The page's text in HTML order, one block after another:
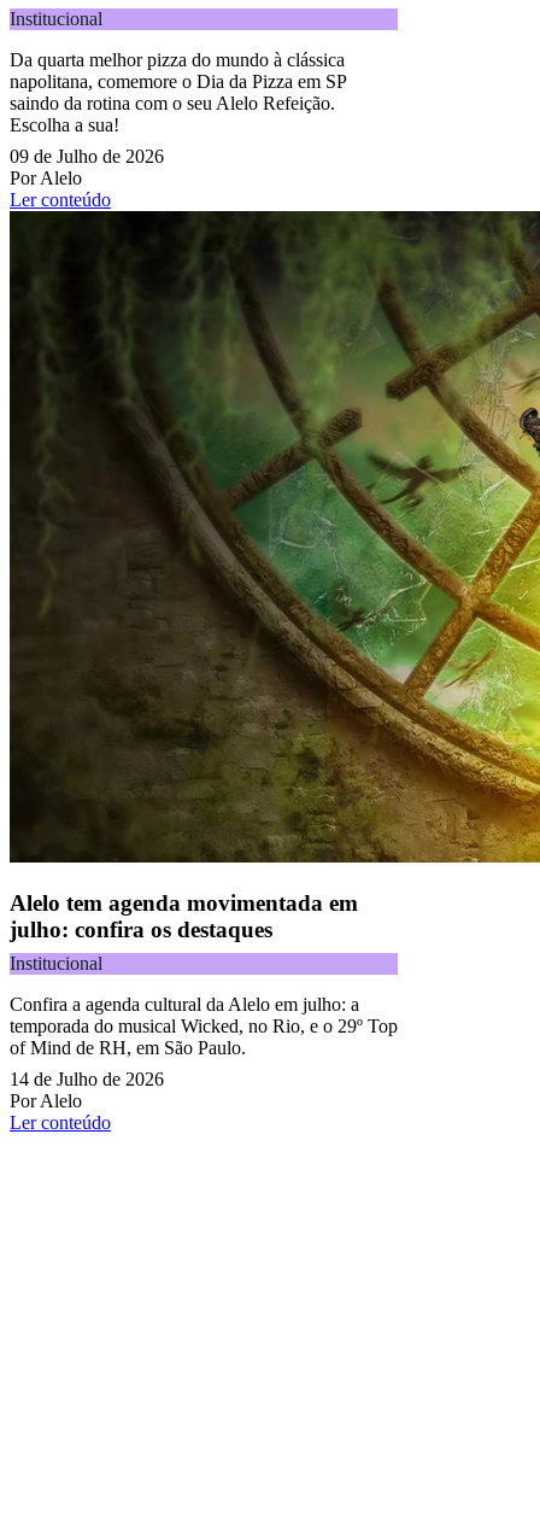
Institucional
Da quarta melhor pizza do mundo à clássica
napolitana, comemore o Dia da Pizza em SP
saindo da rotina com o seu Alelo Refeição.
Escolha a sua!
09 de Julho de 2026
Por Alelo
Ler conteúdo
Alelo tem agenda movimentada em
julho: confira os destaques
Institucional
Confira a agenda cultural da Alelo em julho: a
temporada do musical Wicked, no Rio, e o 29º Top
of Mind de RH, em São Paulo.
14 de Julho de 2026
Por Alelo
Ler conteúdo